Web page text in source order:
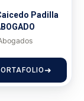
Padilla